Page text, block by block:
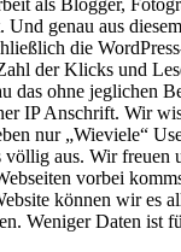
Und genau aus
die
der Klicks und
das ohne jeglichen
IP Anschrift. Wir
nur „Wieviele“
völlig aus. Wir freuen
vorbei
können wir es
Weniger Daten ist